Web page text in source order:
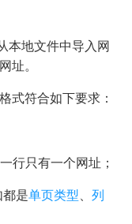
本地文件中导入网
址。
式符合如下要求：
行只有一个网址；
是单页类型
列